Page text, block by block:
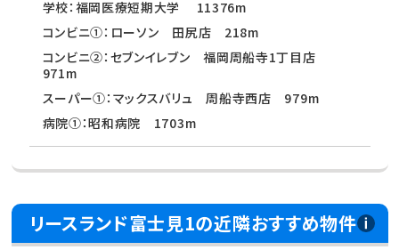
学校：福岡医療短期大学 11376m
コンビニ①：ローソン 田尻店 218m
コンビニ②：セブンイレブン 福岡周船寺1丁目店
971m
スーパー①：マックスバリュ 周船寺西店 979m
病院①：昭和病院 1703m
リースランド富士見1の近隣おすすめ物件